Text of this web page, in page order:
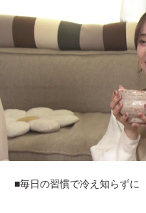
■毎日の習慣で冷え知らずに